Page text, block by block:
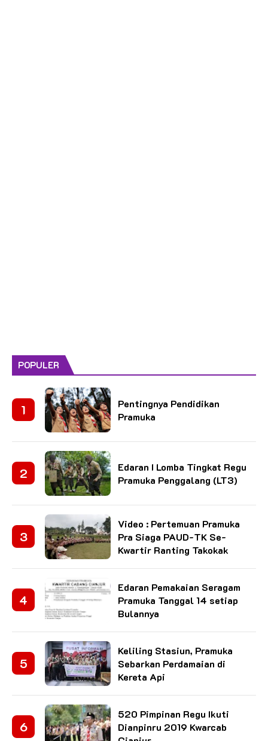
POPULER
Pentingnya Pendidikan
Pramuka
Edaran I Lomba Tingkat Regu
Pramuka Penggalang (LT3)
Video : Pertemuan Pramuka
Pra Siaga PAUD-TK Se-
Kwartir Ranting Takokak
Edaran Pemakaian Seragam
Pramuka Tanggal 14 setiap
Bulannya
Keliling Stasiun, Pramuka
Sebarkan Perdamaian di
Kereta Api
520 Pimpinan Regu Ikuti
Dianpinru 2019 Kwarcab